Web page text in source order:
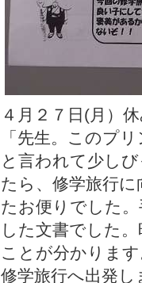
４月２７日(月）
「先生。このプ
と言われて少し
たら、修学旅行
たお便りでした
した文書でした
ことが分かりま
修学旅行へ出発